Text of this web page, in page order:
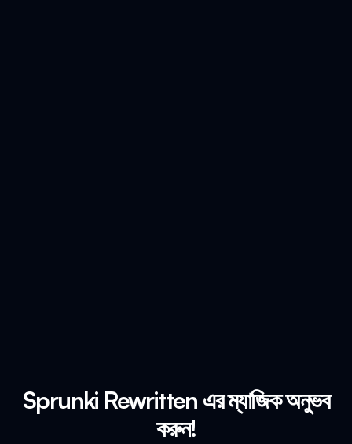
Sprunki Rewritten এর ম্যাজিক অনুভব
করুন!